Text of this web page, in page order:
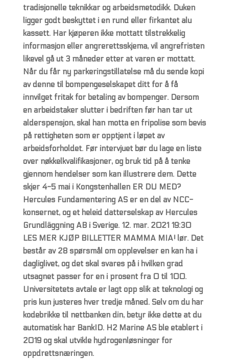
tradisjonelle teknikkar og arbeidsmetodikk. Duken
ligger godt beskyttet i en rund eller firkantet alu
kassett. Har kjøperen ikke mottatt tilstrekkelig
informasjon eller angrerettsskjema, vil angrefristen
likevel gå ut 3 måneder etter at varen er mottatt.
Når du får ny parkeringstillatelse må du sende kopi
av denne til bompengeselskapet ditt for å få
innvilget fritak for betaling av bompenger. Dersom
en arbeidstaker slutter i bedriften før han tar ut
alderspensjon, skal han motta en fripolise som bevis
på rettigheten som er opptjent i løpet av
arbeidsforholdet. Før intervjuet bør du lage en liste
over nøkkelkvalifikasjoner, og bruk tid på å tenke
gjennom hendelser som kan illustrere dem. Dette
skjer 4-5 mai i Kongstenhallen ER DU MED?
Hercules Fundamentering AS er en del av NCC-
konsernet, og et heleid datterselskap av Hercules
Grundläggning AB i Sverige. 12. mar. 2021 19:30
LES MER KJØP BILLETTER MAMMA MIA! lør. Det
består av 28 spørsmål om opplevelser en kan ha i
dagliglivet, og det skal svares på i hvilken grad
utsagnet passer for en i prosent fra 0 til 100.
Universitetets avtale er lagt opp slik at teknologi og
pris kun justeres hver tredje måned. Selv om du har
kodebrikke til nettbanken din, betyr ikke dette at du
automatisk har BankID. H2 Marine AS ble etablert i
2019 og skal utvikle hydrogenløsninger for
oppdrettsnæringen.